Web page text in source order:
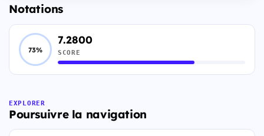
Notations
73%
7.2800
SCORE
EXPLORER
Poursuivre la navigation